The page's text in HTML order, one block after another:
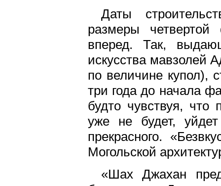
Даты
размеры
вперед. Так,
искусства мавзолей
по величине купол),
три года до начала
будто чувствуя, что
уже не будет,
прекрасного.
Могольской
«Шах Джахан